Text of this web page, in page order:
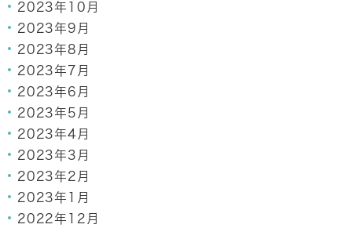
2023年10月
2023年9月
2023年8月
2023年7月
2023年6月
2023年5月
2023年4月
2023年3月
2023年2月
2023年1月
2022年12月